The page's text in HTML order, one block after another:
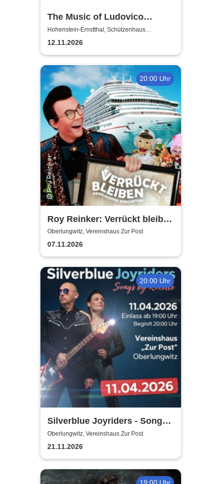
The Music of Ludovico
Einaudi: Tribute-
Klavierkonzert - Ludovico
Einaudi Tribute bei
Kerzenschein
Hohenstein-Ernstthal, Schützenhaus
Hohenstein-Ernstthal
12.11.2026
20:00 Uhr
Roy Reinker: Verrückt bleiben
- Wenn Puppen einschiffen
Oberlungwitz, Vereinshaus Zur Post
07.11.2026
20:00 Uhr
Silverblue Joyriders - Songs
by Roxette
Oberlungwitz, Vereinshaus Zur Post
21.11.2026